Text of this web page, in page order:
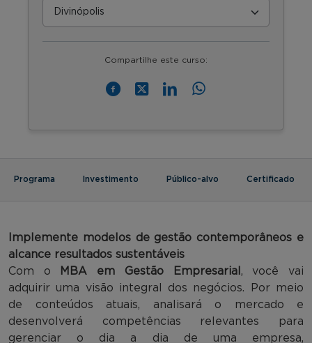
Compartilhe este curso:
Programa Investimento Público-alvo Certificado
Implemente modelos de gestão contemporâneos e
alcance resultados sustentáveis
Com o
MBA em Gestão Empresarial , você vai
adquirir uma visão integral dos negócios. Por meio
de conteúdos atuais, analisará o mercado e
desenvolverá competências relevantes para
gerenciar o dia a dia de uma empresa,